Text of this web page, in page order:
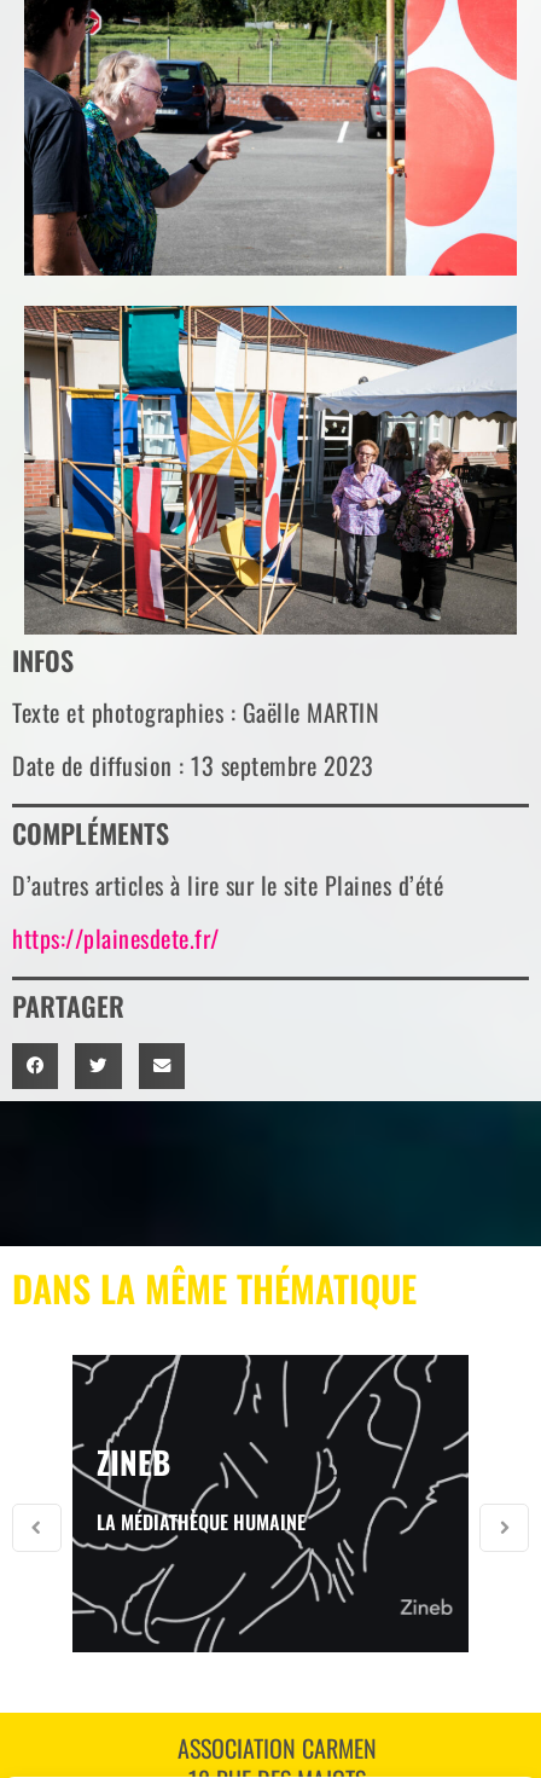
INFOS
Texte et photographies : Gaëlle MARTIN
Date de diffusion : 13 septembre 2023
COMPLÉMENTS
D’autres articles à lire sur le site Plaines d’été
https://plainesdete.fr/
PARTAGER
DANS LA MÊME THÉMATIQUE
ZINEB
LA MÉDIATHÈQUE HUMAINE
ASSOCIATION CARMEN